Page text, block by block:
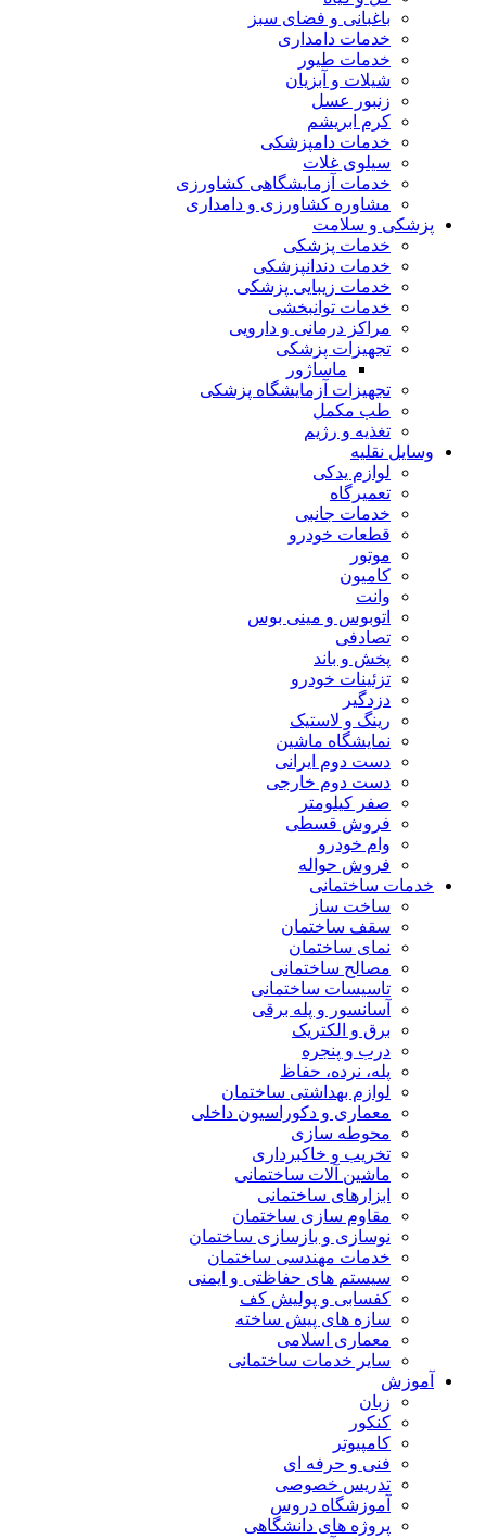
باغبانی و فضای سبز
خدمات دامداری
خدمات طیور
شیلات و آبزیان
زنبور عسل
کرم ابریشم
خدمات دامپزشکی
سیلوی غلات
خدمات آزمایشگاهی کشاورزی
مشاوره کشاورزی و دامداری
پزشکی و سلامت
خدمات پزشکی
خدمات دندانپزشکی
خدمات زیبایی پزشکی
خدمات توانبخشی
مراکز درمانی و دارویی
تجهیزات پزشکی
ماساژور
تجهیزات آزمایشگاه پزشکی
طب مکمل
تغذیه و رژیم
وسایل نقلیه
لوازم یدکی
تعمیرگاه
خدمات جانبی
قطعات خودرو
موتور
کامیون
وانت
اتوبوس و مینی بوس
تصادفی
پخش و باند
تزئینات خودرو
دزدگیر
رینگ و لاستیک
نمایشگاه ماشین
دست دوم ایرانی
دست دوم خارجی
صفر کیلومتر
فروش قسطی
وام خودرو
فروش حواله
خدمات ساختمانی
ساخت ساز
سقف ساختمان
نمای ساختمان
مصالح ساختمانی
تاسیسات ساختمانی
آسانسور و پله برقی
برق و الکتریک
درب و پنجره
پله، نرده، حفاظ
لوازم بهداشتی ساختمان
معماری و دکوراسیون داخلی
محوطه سازی
تخریب و خاکبرداری
ماشین آلات ساختمانی
ابزارهای ساختمانی
مقاوم سازی ساختمان
نوسازی و بازسازی ساختمان
خدمات مهندسی ساختمان
سیستم های حفاظتی و ایمنی
کفسابی و پولیش کف
سازه های پیش ساخته
معماری اسلامی
سایر خدمات ساختمانی
آموزش
زبان
کنکور
کامپیوتر
فنی و حرفه ای
تدریس خصوصی
آموزشگاه دروس
پروژه های دانشگاهی